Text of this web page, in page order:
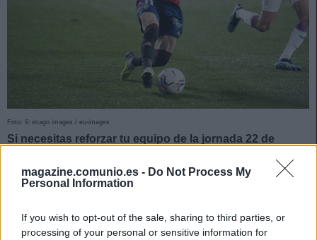
magazine.comunio.es - Do Not Process My
Personal Information
If you wish to opt-out of the sale, sharing to third parties, or
processing of your personal or sensitive information for
Foto: © imago images / eu-images
Si necesitas reforzar tu equipo de la jornada 22 de
opciones ‘low cost’ por menos de 1 millón de euros.
El defensa francés volverá al once del Betis contra el